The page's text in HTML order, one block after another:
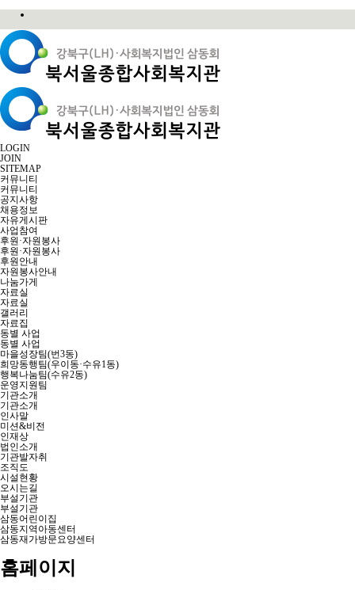
LOGIN
JOIN
SITEMAP
커뮤니티
커뮤니티
공지사항
채용정보
자유게시판
사업참여
후원·자원봉사
후원·자원봉사
후원안내
자원봉사안내
나눔가게
자료실
자료실
갤러리
자료집
동별 사업
동별 사업
마을성장팀(번3동)
희망동행팀(우이동·수유1동)
행복나눔팀(수유2동)
운영지원팀
기관소개
기관소개
인사말
미션&비전
인재상
법인소개
기관발자취
조직도
시설현황
오시는길
부설기관
부설기관
삼동어린이집
삼동지역아동센터
삼동재가방문요양센터
홈페이지